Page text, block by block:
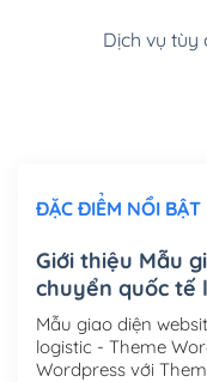
Cài đặt SMTP
Mua thêm Host + Tên
Tên miền
Tên miền Việt
Hosting 2GB
Dịch vụ tùy
ĐẶC ĐIỂM NỔI BẬT
Giới thiệu Mẫu
chuyển quốc tế
Mẫu giao diện
logistic - Theme
Wordpress với